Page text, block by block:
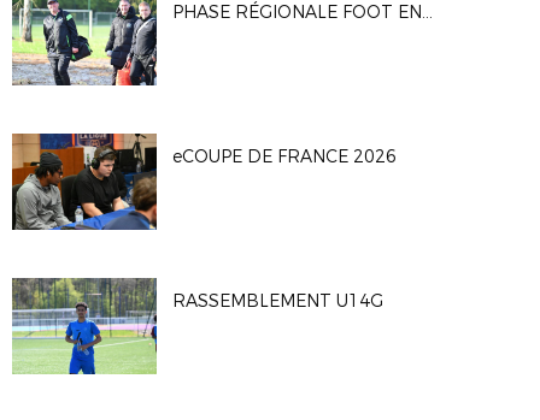
PHASE RÉGIONALE FOOT EN MARCHANT
eCOUPE DE FRANCE 2026
RASSEMBLEMENT U14G